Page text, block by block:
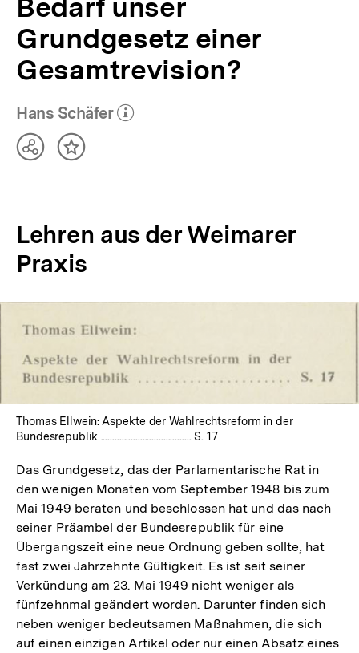
Bedarf unser
Grundgesetz einer
Gesamtrevision?
Hans Schäfer
(Mehr zum Autor)
TeilenInhalt
Lehren aus der Weimarer
Praxis
In
Thomas Ellwein: Aspekte der Wahlrechtsreform in der
Bundesrepublik ....................................... S. 17
Das Grundgesetz, das der Parlamentarische Rat in
den wenigen Monaten vom September 1948 bis zum
Mai 1949 beraten und beschlossen hat und das nach
seiner Präambel der Bundesrepublik für eine
Übergangszeit eine neue Ordnung geben sollte, hat
fast zwei Jahrzehnte Gültigkeit. Es ist seit seiner
Verkündung am 23. Mai 1949 nicht weniger als
fünfzehnmal geändert worden. Darunter finden sich
neben weniger bedeutsamen Maßnahmen, die sich
auf einen einzigen Artikel oder nur einen Absatz eines